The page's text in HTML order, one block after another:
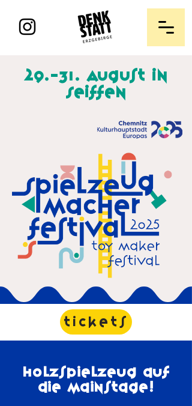
29.-31. August in
Seiffen
Tickets
Holzspielzeug auf
die mainstage!